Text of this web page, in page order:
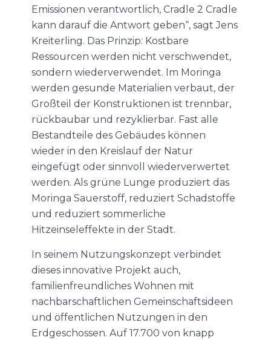
Emissionen verantwortlich, Cradle 2 Cradle
kann darauf die Antwort geben“, sagt Jens
Kreiterling. Das Prinzip: Kostbare
Ressourcen werden nicht verschwendet,
sondern wiederverwendet. Im Moringa
werden gesunde Materialien verbaut, der
Großteil der Konstruktionen ist trennbar,
rückbaubar und rezyklierbar. Fast alle
Bestandteile des Gebäudes können
wieder in den Kreislauf der Natur
eingefügt oder sinnvoll wiederverwertet
werden. Als grüne Lunge produziert das
Moringa Sauerstoff, reduziert Schadstoffe
und reduziert sommerliche
Hitzeinseleffekte in der Stadt.
In seinem Nutzungskonzept verbindet
dieses innovative Projekt auch,
familienfreundliches Wohnen mit
nachbarschaftlichen Gemeinschaftsideen
und öffentlichen Nutzungen in den
Erdgeschossen. Auf 17.700 von knapp